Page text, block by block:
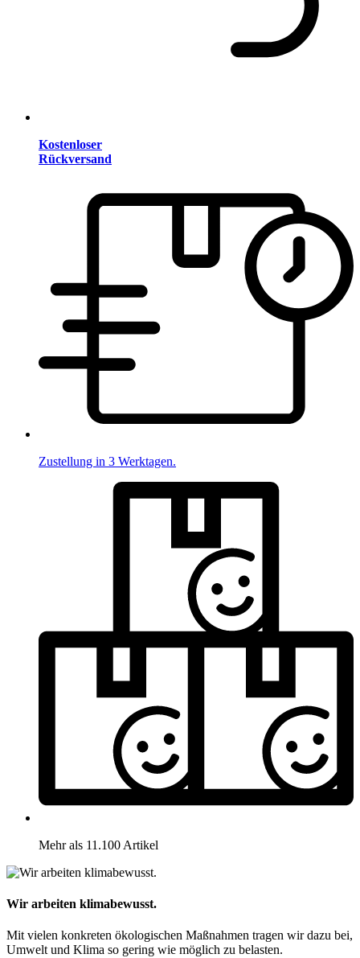
Kostenloser
Rückversand
Zustellung in 3 Werktagen.
Mehr als 11.100 Artikel
Wir arbeiten klimabewusst.
Mit vielen konkreten ökologischen Maßnahmen tragen wir dazu bei,
Umwelt und Klima so gering wie möglich zu belasten.